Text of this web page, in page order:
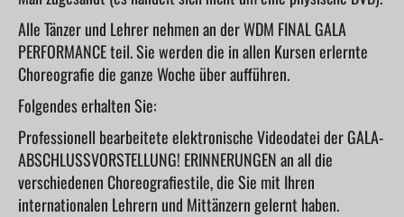
Alle Tänzer und Lehrer nehmen an der WDM FINAL GALA
PERFORMANCE teil. Sie werden die in allen Kursen erlernte
Choreografie die ganze Woche über aufführen.
Folgendes erhalten Sie:
Professionell bearbeitete elektronische Videodatei der GALA-
ABSCHLUSSVORSTELLUNG! ERINNERUNGEN an all die
verschiedenen Choreografiestile, die Sie mit Ihren
internationalen Lehrern und Mittänzern gelernt haben.